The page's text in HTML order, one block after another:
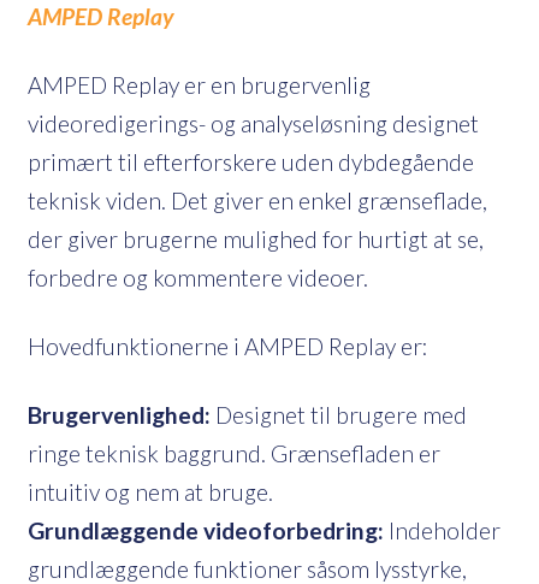
AMPED Replay
AMPED Replay er en brugervenlig
videoredigerings- og analyseløsning designet
primært til efterforskere uden dybdegående
teknisk viden. Det giver en enkel grænseflade,
der giver brugerne mulighed for hurtigt at se,
forbedre og kommentere videoer.
Hovedfunktionerne i AMPED Replay er:
Brugervenlighed: Designet til brugere med
ringe teknisk baggrund. Grænsefladen er
intuitiv og nem at bruge.
Grundlæggende videoforbedring: Indeholder
grundlæggende funktioner såsom lysstyrke,